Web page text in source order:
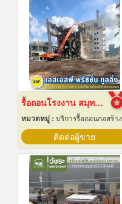
รื้อถอนโรงงาน สมุทรปราการ
หมวดหมู่ : บริการรื้อถอนก่อสร้าง
ติดต่อผู้ขาย